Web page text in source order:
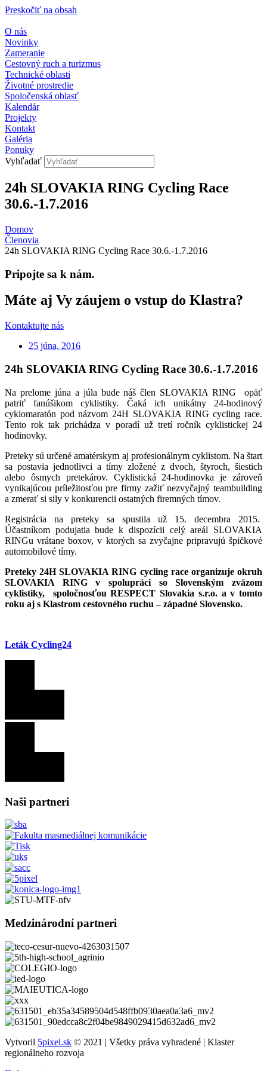
Preskočiť na obsah
O nás
Novinky
Zameranie
Cestovný ruch a turizmus
Technické oblasti
Životné prostredie
Spoločenská oblasť
Kalendár
Projekty
Kontakt
Galéria
Ponuky
Vyhľadať
24h SLOVAKIA RING Cycling Race
30.6.-1.7.2016
Domov
Členovia
24h SLOVAKIA RING Cycling Race 30.6.-1.7.2016
Pripojte sa k nám.
Máte aj Vy záujem o vstup do Klastra?
Kontaktujte nás
25 júna, 2016
24h SLOVAKIA RING Cycling Race 30.6.-1.7.2016
Na prelome júna a júla bude náš člen SLOVAKIA RING opäť
patriť fanúšikom cyklistiky. Čaká ich unikátny 24-hodinový
cyklomaratón pod názvom 24H SLOVAKIA RING cycling race.
Tento rok tak prichádza v poradí už tretí ročník cyklistickej 24
hodinovky.
Preteky sú určené amatérskym aj profesionálnym cyklistom. Na štart
sa postavia jednotlivci a tímy zložené z dvoch, štyroch, šiestich
alebo ôsmych pretekárov. Cyklistická 24-hodinovka je zároveň
vynikajúcou príležitosťou pre firmy zažiť nezvyčajný teambuilding
a zmerať si sily v konkurencii ostatných firemných tímov.
Registrácia na preteky sa spustila už 15. decembra 2015.
Účastníkom podujatia bude k dispozícii celý areál SLOVAKIA
RINGu vrátane boxov, v ktorých sa zvyčajne pripravujú špičkové
automobilové tímy.
Preteky 24H SLOVAKIA RING cycling race organizuje okruh
SLOVAKIA RING v spolupráci so Slovenským zväzom
cyklistiky, spoločnosťou RESPECT Slovakia s.r.o. a v tomto
roku aj s Klastrom cestovného ruchu – západné Slovensko.
Leták Cycling24
Naši partneri
Medzinárodní partneri
Vytvoril 5pixel.sk © 2021 | Všetky práva vyhradené | Klaster
regionálneho rozvoja